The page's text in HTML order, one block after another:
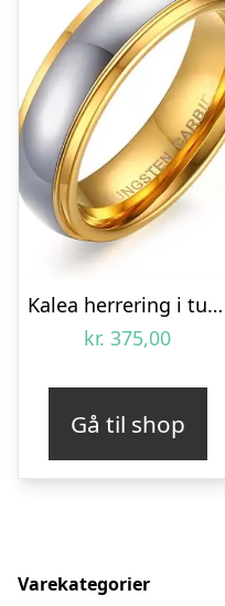
Kalea herrering i tungsten
kr. 375,00
Gå til shop
Varekategorier